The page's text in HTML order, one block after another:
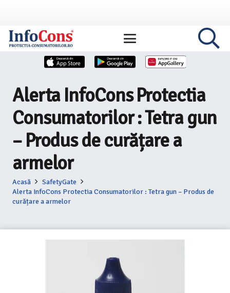
Alerta InfoCons Protectia
Consumatorilor : Tetra gun
– Produs de curățare a
armelor
Acasă
SafetyGate
Alerta InfoCons Protectia Consumatorilor : Tetra gun – Produs de
curățare a armelor